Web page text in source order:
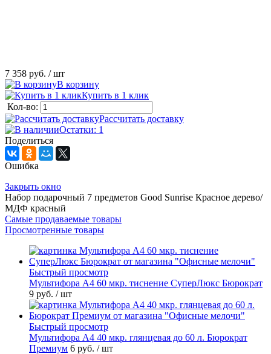
7 358 руб. / шт
В корзину
Купить в 1 клик
Кол-во:
Рассчитать доставку
Остатки: 1
Поделиться
Ошибка
Закрыть окно
Набор подарочный 7 предметов Good Sunrise Красное дерево/
МДФ красный
Самые продаваемые товары
Просмотренные товары
Быстрый просмотр
Мультифора А4 60 мкр. тиснение СуперЛюкс Бюрократ
9 руб. / шт
Быстрый просмотр
Мультифора А4 40 мкр. глянцевая до 60 л. Бюрократ
Премиум 6 руб. / шт